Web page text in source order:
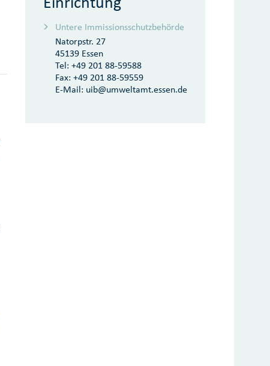
Untere Immissionsschutzbehörde
Natorpstr. 27
45139 Essen
Tel: +49 201 88-59588
Fax: +49 201 88-59559
E-Mail: uib@umweltamt.essen.de